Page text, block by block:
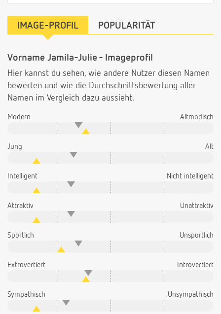
IMAGE-PROFIL POPULARITÄT
Vorname Jamila-Julie - Imageprofil
Hier kannst du sehen, wie andere Nutzer diesen Namen
bewerten und wie die Durchschnittsbewertung aller
Namen im Vergleich dazu aussieht.
Modern Altmodisch
Jung Alt
Intelligent Nicht intelligent
Attraktiv Unattraktiv
Sportlich Unsportlich
Extrovertiert Introvertiert
Sympathisch Unsympathisch